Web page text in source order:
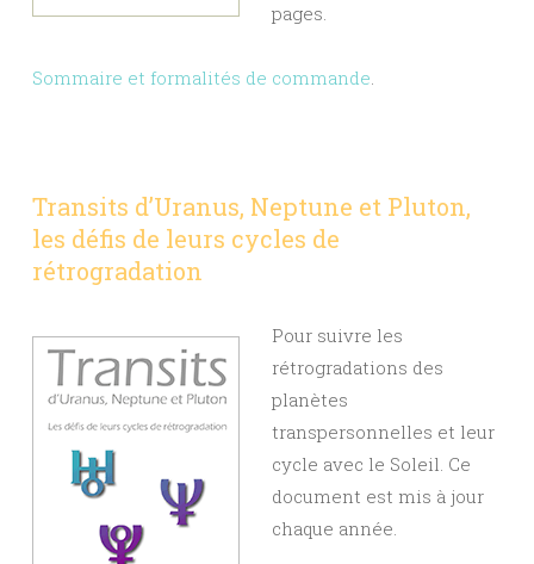
pages.
Sommaire et formalités de commande.
Transits d’Uranus, Neptune et Pluton,
les défis de leurs cycles de
rétrogradation
Pour suivre les
rétrogradations des
planètes
transpersonnelles et leur
cycle avec le Soleil. Ce
document est mis à jour
chaque année.